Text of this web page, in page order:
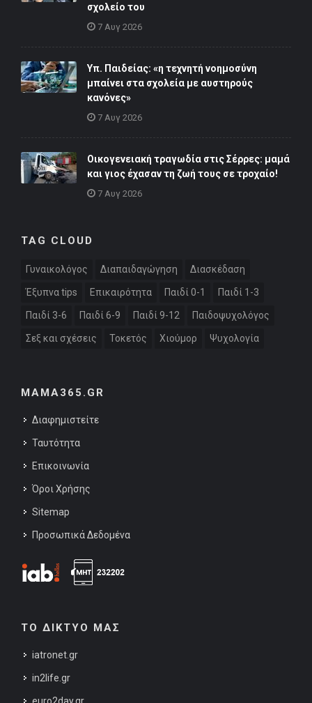
σχολείο του
7 Αυγ 2026
Υπ. Παιδείας: «η τεχνητή νοημοσύνη
μπαίνει στα σχολεία με αυστηρούς
κανόνες»
7 Αυγ 2026
Οικογενειακή τραγωδία στις Σέρρες: μαμά
και γιος έχασαν τη ζωή τους σε τροχαίο!
7 Αυγ 2026
TAG CLOUD
Γυναικολόγος Διαπαιδαγώγηση Διασκέδαση
Έξυπνα tips Επικαιρότητα Παιδί 0-1 Παιδί 1-3
Παιδί 3-6 Παιδί 6-9 Παιδί 9-12 Παιδοψυχολόγος
Σεξ και σχέσεις Τοκετός Χιούμορ Ψυχολογία
MAMA365.GR
Διαφημιστείτε
Ταυτότητα
Επικοινωνία
Όροι Χρήσης
Sitemap
Προσωπικά Δεδομένα
ΤΟ ΔΙΚΤΥΟ ΜΑΣ
iatronet.gr
in2life.gr